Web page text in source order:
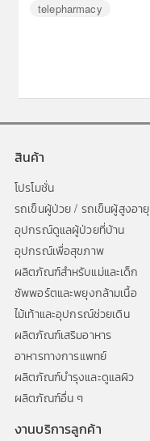
telepharmacy
สินค้า
โปรโมชั่น
รถเข็นผู้ป่วย / รถเข็นผู้สูงอายุ
อุปกรณ์ดูแลผู้ป่วยที่บ้าน
อุปกรณ์เพื่อสุขภาพ
ผลิตภัณฑ์สำหรับแม่และเด็ก
ซัพพอร์ตและพยุงกล้ามเนื้อ
ไม้เท้าและอุปกรณ์ช่วยเดิน
ผลิตภัณฑ์เสริมอาหาร
อาหารทางการแพทย์
ผลิตภัณฑ์บำรุงและดูแลผิว
ผลิตภัณฑ์อื่น ๆ
งานบริการลูกค้า